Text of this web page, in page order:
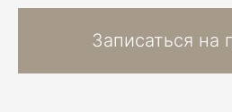
Записаться на